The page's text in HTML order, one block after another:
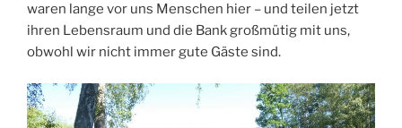
waren lange vor uns Menschen hier – und teilen jetzt
ihren Lebensraum und die Bank großmütig mit uns,
obwohl wir nicht immer gute Gäste sind.